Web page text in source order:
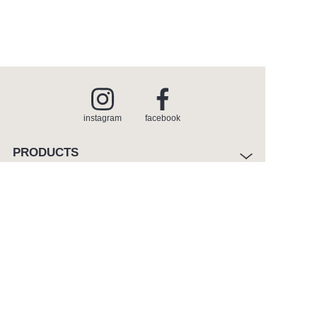
instagram facebook
PRODUCTS